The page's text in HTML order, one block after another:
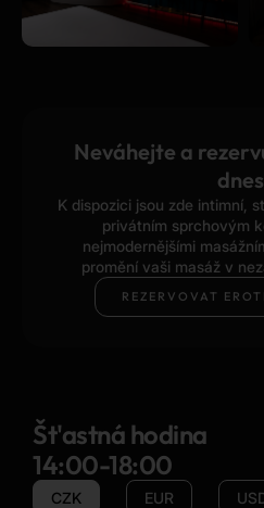
Neváhejte a
K dispozici jsou zde intimní,
privátním sprchovým
nejmodernějšími
promění vaši masáž v
REZERVOVAT
Št'astná hodina
14:00-18:00
CZK EUR